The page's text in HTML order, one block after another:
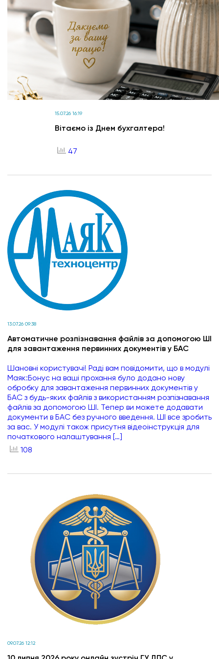
15.07.26 16:19
Вітаємо із Днем бухгалтера!
47
13.07.26 09:38
Автоматичне розпізнавання файлів за допомогою ШІ
для завантаження первинних документів у БАС
Шановні користувачі! Раді вам повідомити, що в модулі
Маяк:Бонус на ваші прохання було додано нову
обробку для завантаження первинних документів у
БАС з будь-яких файлів з використанням розпізнавання
файлів за допомогою ШІ. Тепер ви можете додавати
документи в БАС без ручного введення. ШІ все зробить
за вас. У модулі також присутня відеоінструкція для
початкового налаштування […]
108
09.07.26 12:12